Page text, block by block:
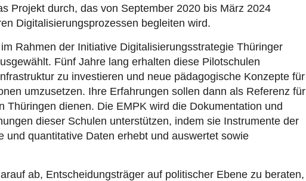
Projekt durch, das von September 2020 bis März 2024
Digitalisierungsprozessen begleiten wird.
Rahmen der Initiative Digitalisierungsstrategie Thüringer
Fünf Jahre lang erhalten diese Pilotschulen
zu investieren und neue pädagogische Konzepte für
umzusetzen. Ihre Erfahrungen sollen dann als Referenz für
Thüringen dienen. Die EMPK wird die Dokumentation und
dieser Schulen unterstützen, indem sie Instrumente der
und quantitative Daten erhebt und auswertet sowie
ab, Entscheidungsträger auf politischer Ebene zu beraten,